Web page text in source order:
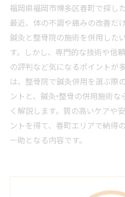
福岡県福岡市博多区春町で探し
最近、体の不調や痛みの改善だ
鍼灸と整骨院の施術を併用した
す。しかし、専門的な技術や信
の評判など気になるポイントが
は、整骨院で鍼灸併用を選ぶ際
ントと、鍼灸×整骨の併用施術
く解説します。質の高いケアや
ントを得て、春町エリアで納得
一助となる内容です。